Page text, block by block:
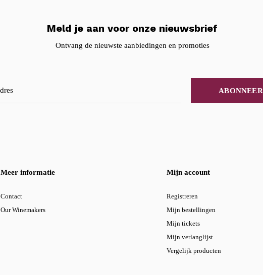
Meld je aan voor onze nieuwsbrief
Ontvang de nieuwste aanbiedingen en promoties
ABONNEER
Meer informatie
Contact
Our Winemakers
Mijn account
Registreren
Mijn bestellingen
Mijn tickets
Mijn verlanglijst
Vergelijk producten